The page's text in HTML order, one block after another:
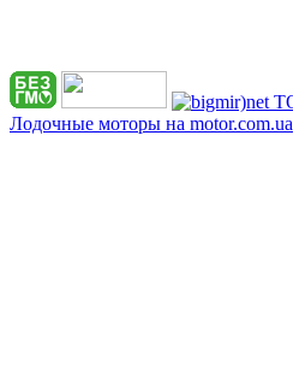
Лодочные моторы на motor.com.ua